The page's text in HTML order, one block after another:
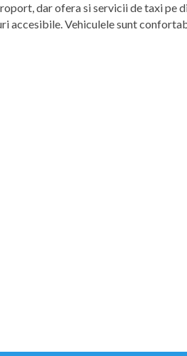
dar ofera si servicii de taxi pe
accesibile. Vehiculele sunt